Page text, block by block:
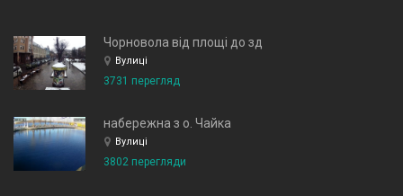
Чорновола від площі до зд
Вулиці
3731 перегляд
набережна з о. Чайка
Вулиці
3802 перегляди